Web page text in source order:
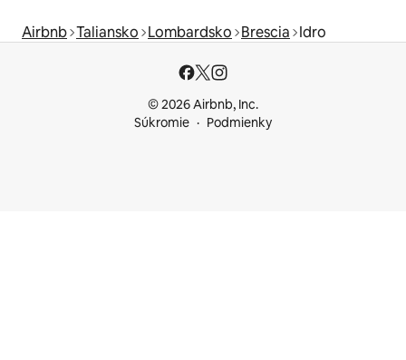
Airbnb Taliansko Lombardsko Brescia Idro
© 2026 Airbnb, Inc.
Súkromie
Podmienky